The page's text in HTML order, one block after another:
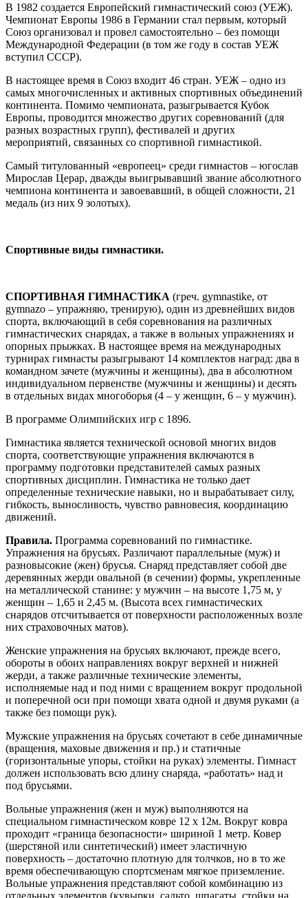
В 1982 создается Европейский гимнастический союз (УЕЖ).
Чемпионат Европы 1986 в Германии стал первым, который
Союз организовал и провел самостоятельно – без помощи
Международной Федерации (в том же году в состав УЕЖ
вступил СССР).
В настоящее время в Союз входит 46 стран. УЕЖ – одно из
самых многочисленных и активных спортивных объединений
континента. Помимо чемпионата, разыгрывается Кубок
Европы, проводится множество других соревнований (для
разных возрастных групп), фестивалей и других
мероприятий, связанных со спортивной гимнастикой.
Самый титулованный «европеец» среди гимнастов – югослав
Мирослав Церар, дважды выигрывавший звание абсолютного
чемпиона континента и завоевавший, в общей сложности, 21
медаль (из них 9 золотых).
Спортивные виды гимнастики.
СПОРТИВНАЯ ГИМНАСТИКА (греч. gymnastike, от
gymnazo – упражняю, тренирую), один из древнейших видов
спорта, включающий в себя соревнования на различных
гимнастических снарядах, а также в вольных упражнениях и
опорных прыжках. В настоящее время на международных
турнирах гимнасты разыгрывают 14 комплектов наград: два в
командном зачете (мужчины и женщины), два в абсолютном
индивидуальном первенстве (мужчины и женщины) и десять
в отдельных видах многоборья (4 – у женщин, 6 – у мужчин).
В программе Олимпийских игр с 1896.
Гимнастика является технической основой многих видов
спорта, соответствующие упражнения включаются в
программу подготовки представителей самых разных
спортивных дисциплин. Гимнастика не только дает
определенные технические навыки, но и вырабатывает силу,
гибкость, выносливость, чувство равновесия, координацию
движений.
Правила. Программа соревнований по гимнастике.
Упражнения на брусьях. Различают параллельные (муж) и
разновысокие (жен) брусья. Снаряд представляет собой две
деревянных жерди овальной (в сечении) формы, укрепленные
на металлической станине: у мужчин – на высоте 1,75 м, у
женщин – 1,65 и 2,45 м. (Высота всех гимнастических
снарядов отсчитывается от поверхности расположенных возле
них страховочных матов).
Женские упражнения на брусьях включают, прежде всего,
обороты в обоих направлениях вокруг верхней и нижней
жерди, а также различные технические элементы,
исполняемые над и под ними с вращением вокруг продольной
и поперечной оси при помощи хвата одной и двумя руками (а
также без помощи рук).
Мужские упражнения на брусьях сочетают в себе динамичные
(вращения, маховые движения и пр.) и статичные
(горизонтальные упоры, стойки на руках) элементы. Гимнаст
должен использовать всю длину снаряда, «работать» над и
под брусьями.
Вольные упражнения (жен и муж) выполняются на
специальном гимнастическом ковре 12 x 12м. Вокруг ковра
проходит «граница безопасности» шириной 1 метр. Ковер
(шерстяной или синтетический) имеет эластичную
поверхность – достаточно плотную для толчков, но в то же
время обеспечивающую спортсменам мягкое приземление.
Вольные упражнения представляют собой комбинацию из
отдельных элементов (кувырки, сальто, шпагаты, стойки на